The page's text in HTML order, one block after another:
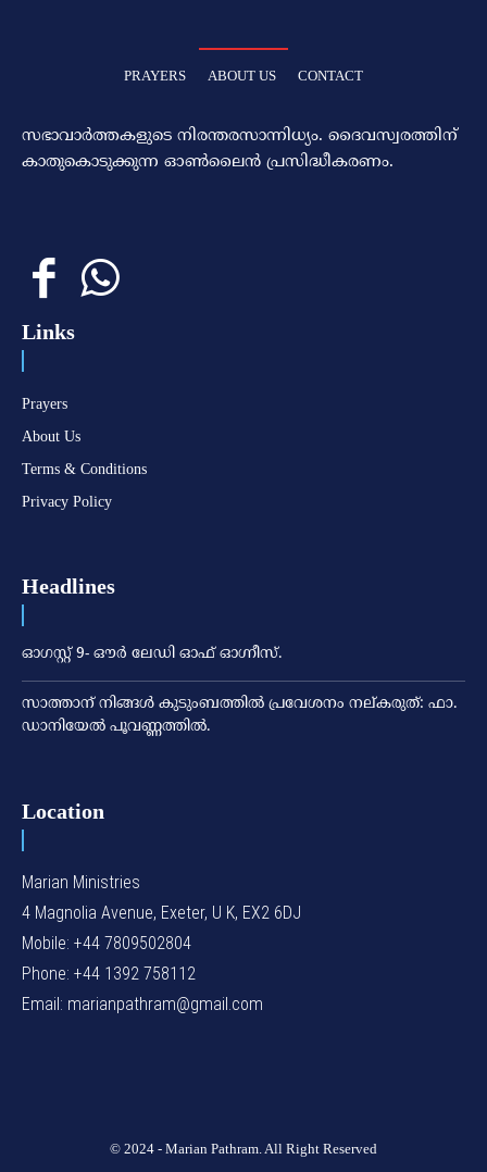
PRAYERS ABOUT US CONTACT
സഭാവാര്‍ത്തകളുടെ നിരന്തരസാന്നിധ്യം. ദൈവസ്വരത്തിന്‌
കാതുകൊടുക്കുന്ന ഓണ്‍ലൈന്‍ പ്രസിദ്ധീകരണം.
Links
Prayers
About Us
Terms & Conditions
Privacy Policy
Headlines
ഓഗസ്റ്റ് 9- ഔര്‍ ലേഡി ഓഫ് ഓഗ്നീസ്.
സാത്താന് നിങ്ങള്‍ കുടുംബത്തില്‍ പ്രവേശനം നല്കരുത്: ഫാ.
ഡാനിയേല്‍ പൂവണ്ണത്തില്‍.
Location
Marian Ministries
4 Magnolia Avenue, Exeter, U K, EX2 6DJ
Mobile: +44 7809502804
Phone: +44 1392 758112
Email: marianpathram@gmail.com
© 2024 - Marian Pathram. All Right Reserved